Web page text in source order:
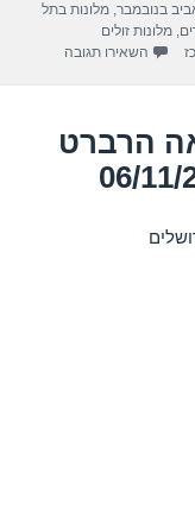
בנובמבר,מלונות בתל
,מלונות זולים
השאירו תגובה
הרברט
– ירושלים 06/11/2018